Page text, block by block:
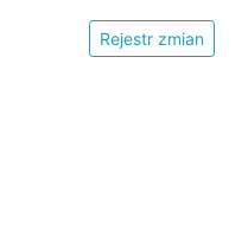
Rejestr zmian